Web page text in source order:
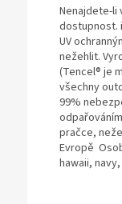
Nenajdete-li
dostupnost.
UV
nežehlit.
(Tencel® je
všechny
99%
pračce,
Evropě
hawaii, navy,